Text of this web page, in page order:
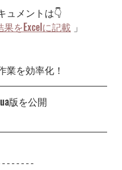
ュメントは👇
果をExcelに記載 」
業を効率化！
版を公開